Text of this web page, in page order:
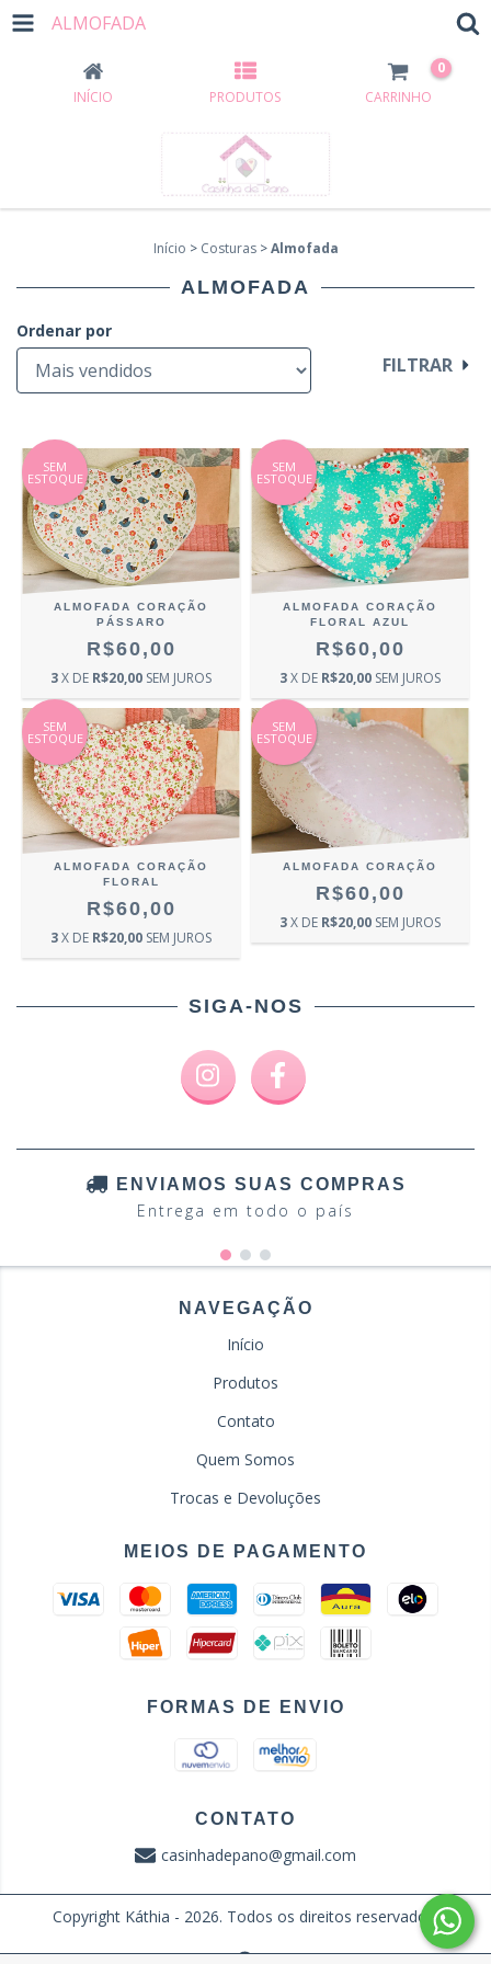
ALMOFADA
INÍCIO PRODUTOS CARRINHO
0
Início > Costuras > Almofada
ALMOFADA
Ordenar por
FILTRAR
SEM
ESTOQUE
ALMOFADA CORAÇÃO
PÁSSARO
R$60,00
3X DE R$20,00 SEM JUROS
SEM
ESTOQUE
ALMOFADA CORAÇÃO
FLORAL AZUL
R$60,00
3X DE R$20,00 SEM JUROS
SEM
ESTOQUE
ALMOFADA CORAÇÃO
FLORAL
R$60,00
3X DE R$20,00 SEM JUROS
SEM
ESTOQUE
ALMOFADA CORAÇÃO
R$60,00
3X DE R$20,00 SEM JUROS
SIGA-NOS
ENVIAMOS SUAS COMPRAS
Entrega em todo o país
NAVEGAÇÃO
Início
Produtos
Contato
Quem Somos
Trocas e Devoluções
MEIOS DE PAGAMENTO
FORMAS DE ENVIO
CONTATO
casinhadepano@gmail.com
Copyright Káthia - 2026. Todos os direitos reservados.